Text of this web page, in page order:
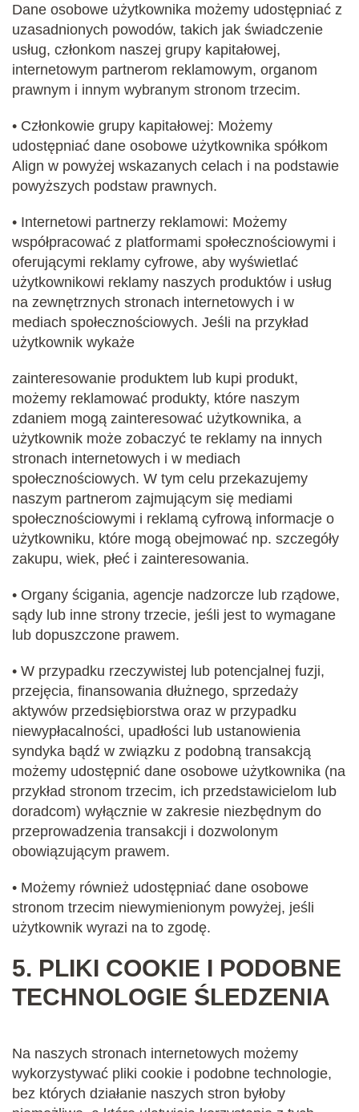
Dane osobowe użytkownika możemy udostępniać z
uzasadnionych powodów, takich jak świadczenie
usług, członkom naszej grupy kapitałowej,
internetowym partnerom reklamowym, organom
prawnym i innym wybranym stronom trzecim.
• Członkowie grupy kapitałowej: Możemy
udostępniać dane osobowe użytkownika spółkom
Align w powyżej wskazanych celach i na podstawie
powyższych podstaw prawnych.
• Internetowi partnerzy reklamowi: Możemy
współpracować z platformami społecznościowymi i
oferującymi reklamy cyfrowe, aby wyświetlać
użytkownikowi reklamy naszych produktów i usług
na zewnętrznych stronach internetowych i w
mediach społecznościowych. Jeśli na przykład
użytkownik wykaże
zainteresowanie produktem lub kupi produkt,
możemy reklamować produkty, które naszym
zdaniem mogą zainteresować użytkownika, a
użytkownik może zobaczyć te reklamy na innych
stronach internetowych i w mediach
społecznościowych. W tym celu przekazujemy
naszym partnerom zajmującym się mediami
społecznościowymi i reklamą cyfrową informacje o
użytkowniku, które mogą obejmować np. szczegóły
zakupu, wiek, płeć i zainteresowania.
• Organy ścigania, agencje nadzorcze lub rządowe,
sądy lub inne strony trzecie, jeśli jest to wymagane
lub dopuszczone prawem.
• W przypadku rzeczywistej lub potencjalnej fuzji,
przejęcia, finansowania dłużnego, sprzedaży
aktywów przedsiębiorstwa oraz w przypadku
niewypłacalności, upadłości lub ustanowienia
syndyka bądź w związku z podobną transakcją
możemy udostępnić dane osobowe użytkownika (na
przykład stronom trzecim, ich przedstawicielom lub
doradcom) wyłącznie w zakresie niezbędnym do
przeprowadzenia transakcji i dozwolonym
obowiązującym prawem.
• Możemy również udostępniać dane osobowe
stronom trzecim niewymienionym powyżej, jeśli
użytkownik wyrazi na to zgodę.
5. PLIKI COOKIE I PODOBNE
TECHNOLOGIE ŚLEDZENIA
Na naszych stronach internetowych możemy
wykorzystywać pliki cookie i podobne technologie,
bez których działanie naszych stron byłoby